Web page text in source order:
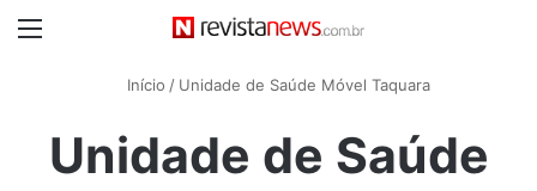
Início / Unidade de Saúde Móvel Taquara
Unidade de Saúde